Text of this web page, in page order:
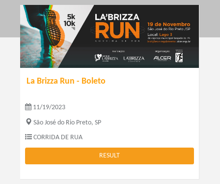
La Brizza Run - Boleto
11/19/2023
São José do Rio Preto, SP
CORRIDA DE RUA
RESULT